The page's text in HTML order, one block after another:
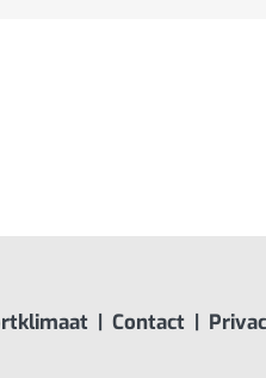
| Contact|